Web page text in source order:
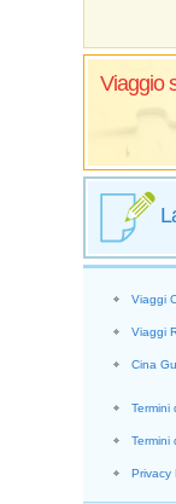
Viaggio
Viaggi
Viaggi
Cina
Termini
Termini
Privacy